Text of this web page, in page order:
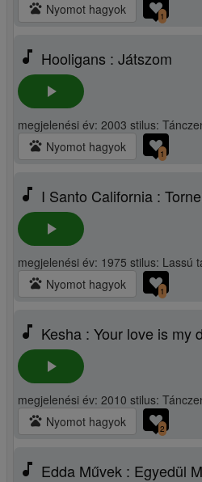
pets Nyomot hagyok 1
music_note Hooligans : Játszom
play_arrow
megjelenési év: 2003 stilus:
pets Nyomot hagyok 1
music_note I Santo California :
play_arrow
megjelenési év: 1975 stilus: Lassú
pets Nyomot hagyok 1
music_note Kesha : Your love is my
play_arrow
megjelenési év: 2010 stilus:
pets Nyomot hagyok 2
music_note Edda Művek : Egyedül